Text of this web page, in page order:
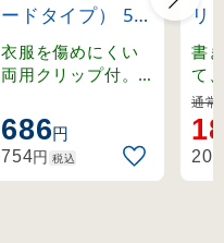
ードタイプ） 5
個1組 小サイズ
(301114)
衣服を傷めにくい
両用クリップ付。
ハードタイプ名
札。
686円
754円 税込
リ
書
て
平
ラ
付
通常:
205